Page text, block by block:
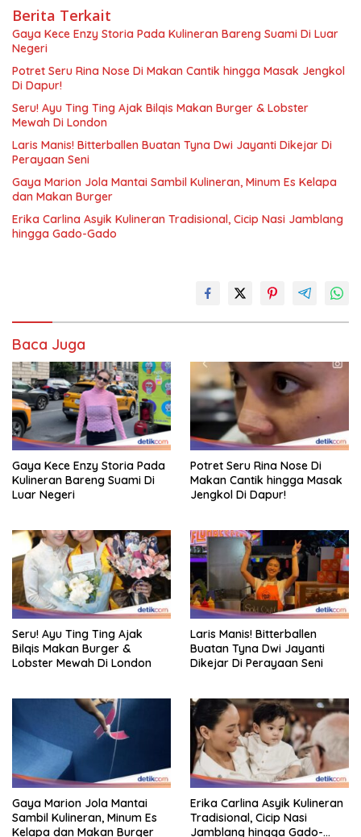
Berita Terkait
Gaya Kece Enzy Storia Pada Kulineran Bareng Suami Di Luar
Negeri
Potret Seru Rina Nose Di Makan Cantik hingga Masak Jengkol
Di Dapur!
Seru! Ayu Ting Ting Ajak Bilqis Makan Burger & Lobster
Mewah Di London
Laris Manis! Bitterballen Buatan Tyna Dwi Jayanti Dikejar Di
Perayaan Seni
Gaya Marion Jola Mantai Sambil Kulineran, Minum Es Kelapa
dan Makan Burger
Erika Carlina Asyik Kulineran Tradisional, Cicip Nasi Jamblang
hingga Gado-Gado
Baca Juga
Gaya Kece Enzy Storia Pada
Kulineran Bareng Suami Di
Luar Negeri
Potret Seru Rina Nose Di
Makan Cantik hingga Masak
Jengkol Di Dapur!
Seru! Ayu Ting Ting Ajak
Bilqis Makan Burger &
Lobster Mewah Di London
Laris Manis! Bitterballen
Buatan Tyna Dwi Jayanti
Dikejar Di Perayaan Seni
Gaya Marion Jola Mantai
Sambil Kulineran, Minum Es
Kelapa dan Makan Burger
Erika Carlina Asyik Kulineran
Tradisional, Cicip Nasi
Jamblang hingga Gado-